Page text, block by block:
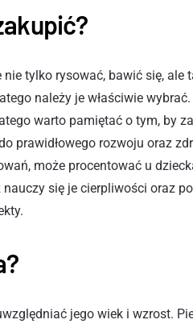
tylko rysować, bawić się, ale
należy je właściwie
warto pamiętać o tym, by
prawidłowego rozwoju oraz
może procentować u
się je cierpliwości oraz
jego wiek i wzrost.